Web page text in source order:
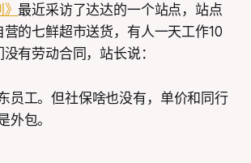
》最近采访了达达的一个站点，站点
的七鲜超市送货，有人一天工作10
有劳动合同，站长说：
员工。但社保啥也没有，单价和同行
外包。